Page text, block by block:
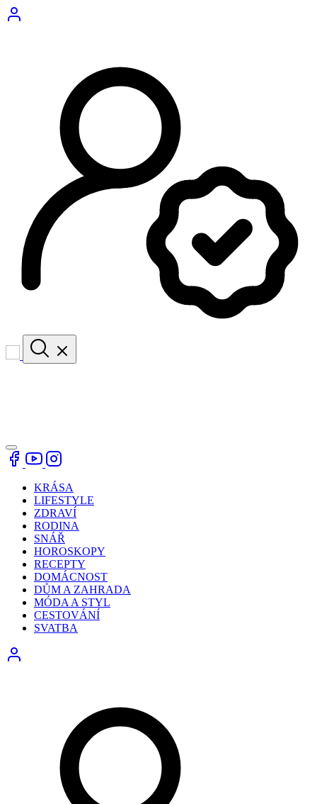
KRÁSA
LIFESTYLE
ZDRAVÍ
RODINA
SNÁŘ
HOROSKOPY
RECEPTY
DOMÁCNOST
DŮM A ZAHRADA
MÓDA A STYL
CESTOVÁNÍ
SVATBA